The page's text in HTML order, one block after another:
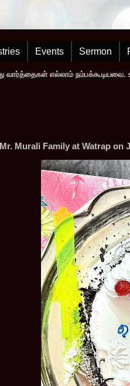
Events Sermon
வார்த்தைகள் எல்லாம் நம்பக்கூடியவை.
Murali Family at Watrap on